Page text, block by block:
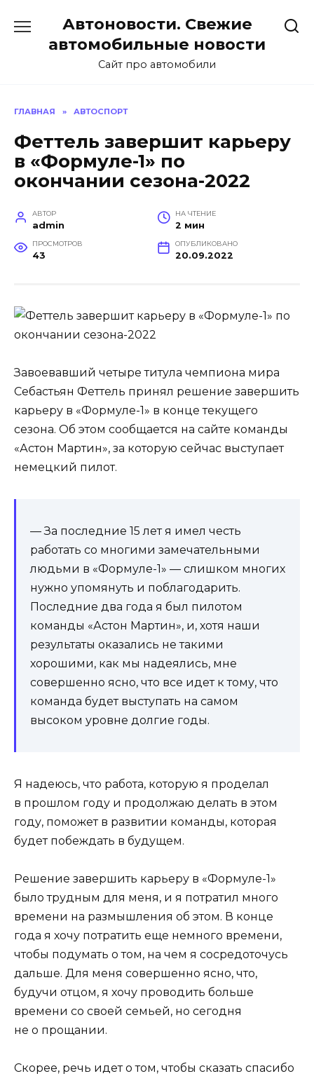
содержанию
Автоновости. Свежие
автомобильные новости
Сайт про автомобили
ГЛАВНАЯ » АВТОСПОРТ
Феттель завершит карьеру
в «Формуле-1» по
окончании сезона-2022
АВТОР
admin
НА ЧТЕНИЕ
2 мин
ПРОСМОТРОВ
43
ОПУБЛИКОВАНО
20.09.2022
Завоевавший четыре титула чемпиона мира
Себастьян Феттель принял решение завершить
карьеру в «Формуле-1» в конце текущего
сезона. Об этом сообщается на сайте команды
«Астон Мартин», за которую сейчас выступает
немецкий пилот.
— За последние 15 лет я имел честь
работать со многими замечательными
людьми в «Формуле-1» — слишком многих
нужно упомянуть и поблагодарить.
Последние два года я был пилотом
команды «Астон Мартин», и, хотя наши
результаты оказались не такими
хорошими, как мы надеялись, мне
совершенно ясно, что все идет к тому, что
команда будет выступать на самом
высоком уровне долгие годы.
Я надеюсь, что работа, которую я проделал
в прошлом году и продолжаю делать в этом
году, поможет в развитии команды, которая
будет побеждать в будущем.
Решение завершить карьеру в «Формуле-1»
было трудным для меня, и я потратил много
времени на размышления об этом. В конце
года я хочу потратить еще немного времени,
чтобы подумать о том, на чем я сосредоточусь
дальше. Для меня совершенно ясно, что,
будучи отцом, я хочу проводить больше
времени со своей семьей, но сегодня
не о прощании.
Скорее, речь идет о том, чтобы сказать спасибо